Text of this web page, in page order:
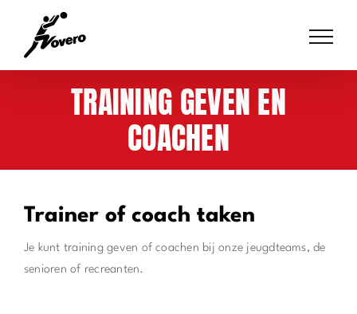
content
TRAINING GEVEN EN
COACHEN
Trainer of coach taken
Je kunt training geven of coachen bij onze jeugdteams, de
senioren of recreanten.